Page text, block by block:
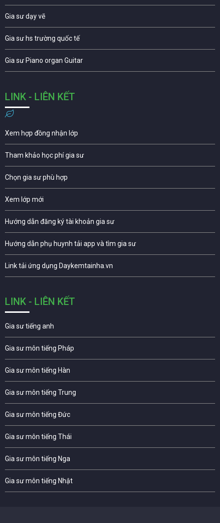
Gia sư dạy vẽ
Gia sư hs trường quốc tế
Gia sư Piano organ Guitar
LINK - LIÊN KẾT
Xem hợp đồng nhận lớp
Tham khảo học phí gia sư
Chọn gia sư phù hợp
Xem lớp mới
Hướng dẫn đăng ký tài khoản gia sư
Hướng dẫn phụ huynh tải app và tìm gia sư
Link tải ứng dụng Daykemtainha.vn
LINK - LIÊN KẾT
Gia sư tiếng anh
Gia sư môn tiếng Pháp
Gia sư môn tiếng Hàn
Gia sư môn tiếng Trung
Gia sư môn tiếng Đức
Gia sư môn tiếng Thái
Gia sư môn tiếng Nga
Gia sư môn tiếng Nhật